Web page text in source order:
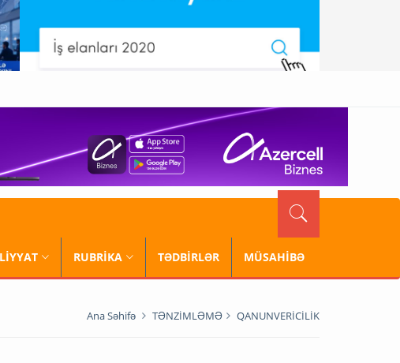
RUBRİKA TƏDBİRLƏR MÜSAHİBƏ
Ana Səhifə TƏNZİMLƏMƏ QANUNVERİCİLİK